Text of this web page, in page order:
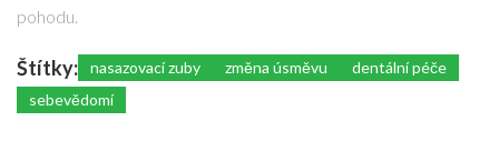
pohodu.
Štítky: nasazovací zuby změna úsměvu
dentální péče
sebevědomí